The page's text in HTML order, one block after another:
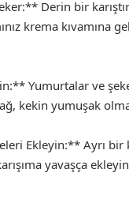
Derin bir
krema kıvamına
Yumurtalar ve
kekin yumuşak
Ekleyin:** Ayrı bir
yavaşça